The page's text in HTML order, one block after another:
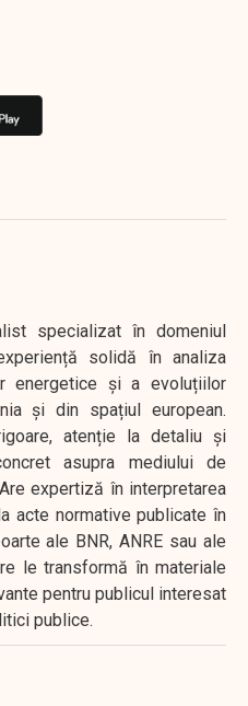
specializat în domeniul
solidă în analiza
energetice și a evoluțiilor
și din spațiul european.
atenție la detaliu și
asupra mediului de
expertiză în interpretarea
acte normative publicate în
ale BNR, ANRE sau ale
le transformă în materiale
pentru publicul interesat
publice.